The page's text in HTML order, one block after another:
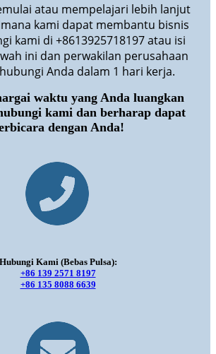
atau mempelajari lebih lanjut
kami dapat membantu bisnis
kami di +8613925718197 atau isi
ini dan perwakilan perusahaan
Anda dalam 1 hari kerja.
waktu yang Anda luangkan
kami dan berharap dapat
dengan Anda!
Hubungi Kami (Bebas Pulsa):
+86 139 2571 8197
+86 135 8088 6639